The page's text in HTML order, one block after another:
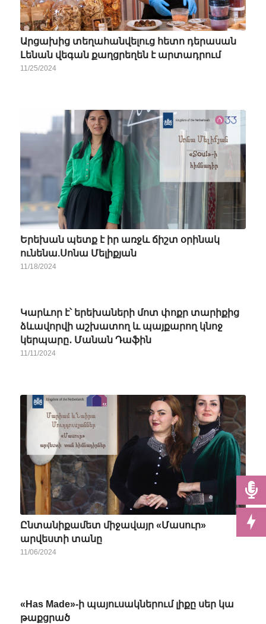
Արցախից տեղահանվելուց հետո դերասան
Լենան վեգան քաղցրեղեն է արտադրում
11/25/2024
Երեխան պետք է իր առջև ճիշտ օրինակ
ունենա.Սոնա Մելիքյան
11/18/2024
Կարևոր է՝ երեխաների մոտ փոքր տարիքից
ձևավորվի աշխատող և պայքարող կնոջ
կերպարը․ Մանան Դաֆին
11/11/2024
Ընտանիքամետ միջավայր «Մասուր»
արվեստի տանը
11/06/2024
«Has Made»-ի պայուսակներում լիքը սեր կա
թաքցրած